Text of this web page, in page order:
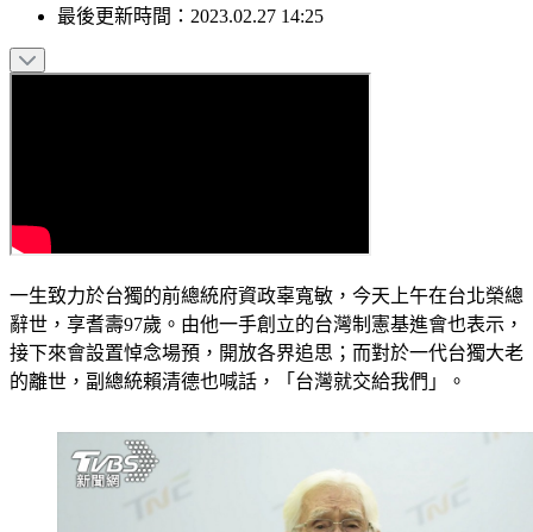
最後更新時間： 2023.02.27 14:25
一生致力於台獨的前總統府資政辜寬敏，今天上午在台北榮總
辭世，享耆壽97歲。由他一手創立的台灣制憲基進會也表示，
接下來會設置悼念場預，開放各界追思；而對於一代台獨大老
的離世，副總統賴清德也喊話，「台灣就交給我們」。